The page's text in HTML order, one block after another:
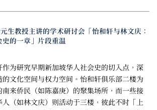
生教授主讲的学术研讨会「怡和轩与林文庆：
的一章」片段重温
为研究早期新加坡华人社会史的切入点，深
的文化空间与权力空间。怡和轩俱乐部二楼为
来侨民（如陈嘉庚）的聚集场所，而一些接
（如林文庆）则活动于三楼，彼此不时「上